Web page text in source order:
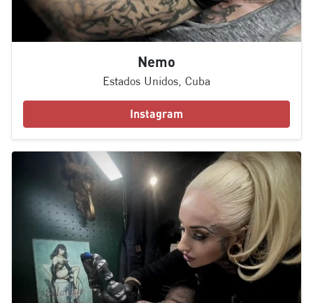
Nemo
Estados Unidos, Cuba
Instagram